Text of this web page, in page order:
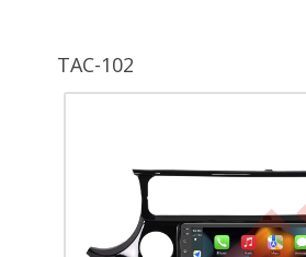
TAC-102